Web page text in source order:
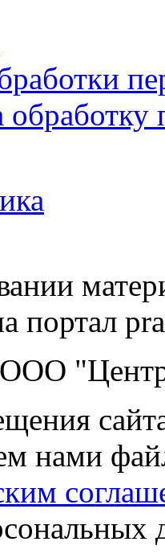
портал
"Центр
нами